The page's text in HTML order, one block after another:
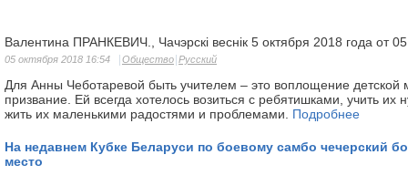
Валентина ПРАНКЕВИЧ., Чачэрскі веснік 5 октября 2018 года от
05 октября 2018 16:54 Общество Русский
Для Анны Чеботаревой быть учителем – это воплощение детской
призвание. Ей всегда хотелось возиться с ребятишками, учить их
жить их маленькими радостями и проблемами. Подробнее
На недавнем Кубке Беларуси по боевому самбо чечерский
место